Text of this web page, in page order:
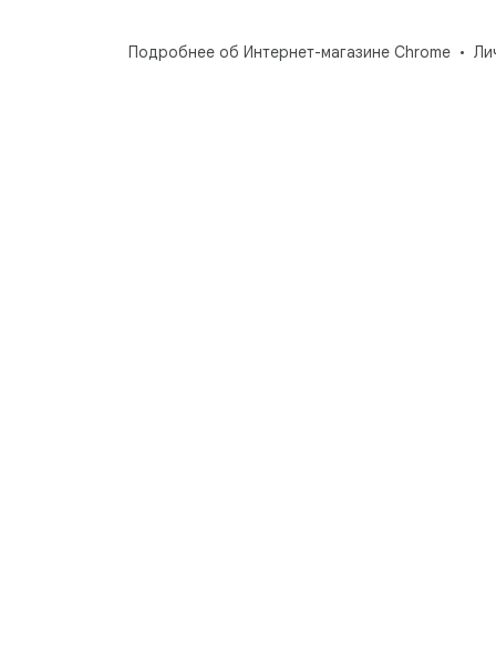
Подробнее об Интернет-магазине Chrome